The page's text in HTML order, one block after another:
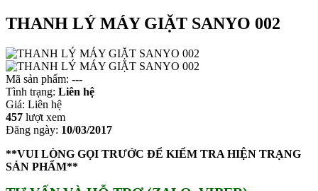
THANH LÝ MÁY GIẶT SANYO 002
Mã sản phẩm: ---
Tình trạng: Liên hệ
Giá: Liên hệ
457 lượt xem
Đăng ngày: 10/03/2017
**VUI LÒNG GỌI TRƯỚC ĐỂ KIỂM TRA HIỆN TRẠNG
SẢN PHẨM**